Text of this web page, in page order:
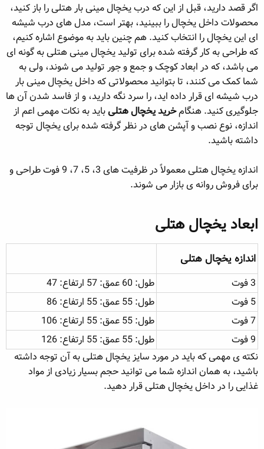
اگر قصد دارید، قبل از این که درب یخچال مینی بار هتلی را باز کنید،
محصولات داخل یخچال را ببینید، بهتر است، مدل های درب شیشه
ای این یخچال را انتخاب کنید. هم چنین باید به موضوع اشاره کنیم،
که طراحی به کار گرفته شده برای تولید یخچال مینی هتلی به گونه ای
می باشد، که در ابعاد کوچک و جمع و جور تولید می شوند، ولی به
شما کمک می کنند، تا بتوانید محصولاتی که داخل یخچال مینی بار
درب شیشه ای قرار داده اید، را سرد نگه دارید، و از فاسد شدن آن ها
جلوگیری کنید. هنگامخرید یخچال هتلیباید به نکات مهمی اعم از
اندازه، نوع نصب و آپشن های در نظر گرفته شده برای یخچال توجه
داشته باشید.
اندازه یخچال هتلی معمولاً در ظرفیت های 3، 5، 7، 9 فوت طراحی و
برای فروش روانه ی بازار می شوند.
ابعاد یخچال هتلی​
اندازه یخچال هتلی​
3 فوت
طول: 60 عمق: 57 ارتفاع: 47
5 فوت
طول: 55 عمق: 55 ارتفاع: 86
7 فوت
طول: 55 عمق: 55 ارتفاع: 106
9 فوت
طول: 55 عمق: 55 ارتفاع: 126
نکته ی مهمی که باید در مورد سایز یخچال هتلی به آن توجه داشته
باشید، به همان اندازه شما می توانید حجم بسیار زیادی از مواد
غذایی را در داخل یخچال هتلی قرار دهید.